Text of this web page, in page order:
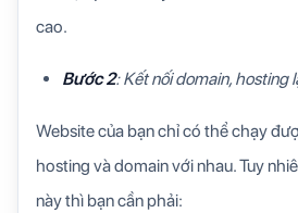
cao.
Bước 2: Kết nối domain, hosting
Website của bạn chỉ có thể chạy
hosting và domain với nhau. Tuy
này thì bạn cần phải: